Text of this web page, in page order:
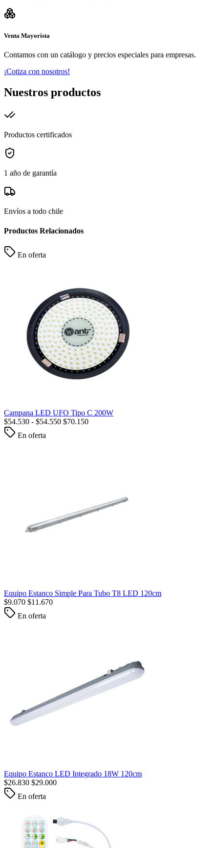
Venta Mayorista
Contamos con un catálogo y precios especiales para empresas.
¡Cotiza con nosotros!
Nuestros productos
Productos certificados
1 año de garantía
Envíos a todo chile
Productos Relacionados
En oferta
Campana LED UFO Tipo C 200W
$54.530 - $54.550 $70.150
En oferta
Equipo Estanco Simple Para Tubo T8 LED 120cm
$9.070 $11.670
En oferta
Equipo Estanco LED Integrado 18W 120cm
$26.830 $29.000
En oferta